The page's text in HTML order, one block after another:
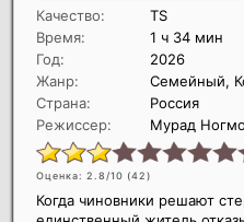
Качество:
TS
Время:
1 ч 34 мин
Год:
2026
Жанр:
Семейный,
Страна:
Россия
Режиссер:
Мурад
Оценка: 2.8/10 (42)
Когда чиновники решают